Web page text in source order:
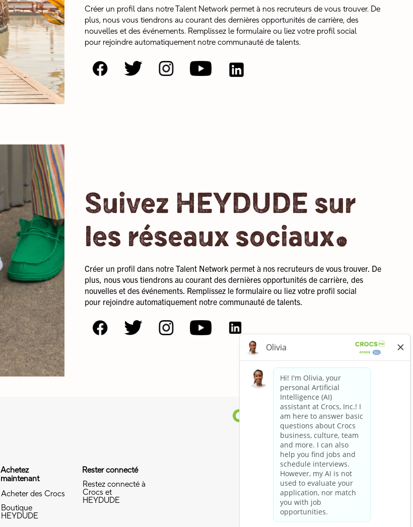
Créer un profil dans notre Talent Network permet à nos recruteurs de vous trouver. De
plus, nous vous tiendrons au courant des dernières opportunités de carrière, des
nouvelles et des événements. Remplissez le formulaire ou liez votre profil social
pour rejoindre automatiquement notre communauté de talents.
Suivez HEYDUDE sur
les réseaux sociaux.
Créer un profil dans notre Talent Network permet à nos recruteurs de vous trouver. De
plus, nous vous tiendrons au courant des dernières opportunités de carrière, des
nouvelles et des événements. Remplissez le formulaire ou liez votre profil social
pour rejoindre automatiquement notre communauté de talents.
Achetez
maintenant
Acheter des Crocs
Boutique
HEYDUDE
Rester connecté
Restez connecté à
Crocs et
HEYDUDE